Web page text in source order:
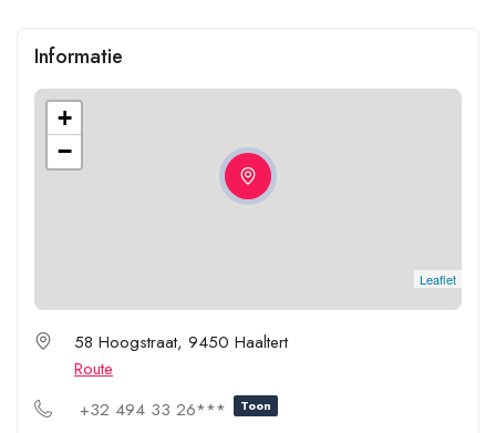
Informatie
+
−
Leaflet
58 Hoogstraat, 9450 Haaltert
Route
+32 494 33 26***
Toon